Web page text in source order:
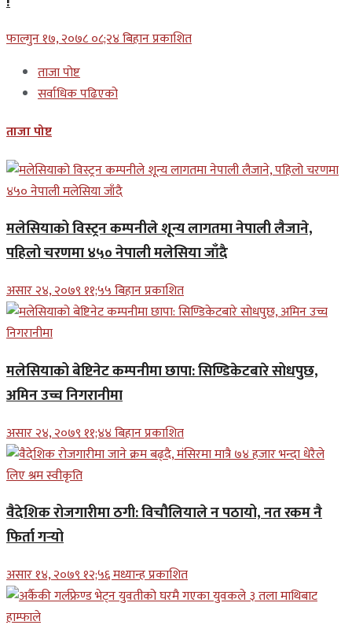
फाल्गुन १७, २०७८ ०८;२४ बिहान प्रकाशित
ताजा पोष्ट
सर्वाधिक पढिएको
ताजा पोष्ट
मलेसियाको विस्ट्रन कम्पनीले शून्य लागतमा नेपाली लैजाने,
पहिलो चरणमा ४५० नेपाली मलेसिया जाँदै
असार २४, २०७९ ११;५५ बिहान प्रकाशित
मलेसियाको बेष्टिनेट कम्पनीमा छापा: सिण्डिकेटबारे सोधपुछ,
अमिन उच्च निगरानीमा
असार २४, २०७९ ११;४४ बिहान प्रकाशित
वैदेशिक रोजगारीमा ठगी: विचौलियाले न पठायो, नत रकम नै
फिर्ता गर्‍यो
असार १४, २०७९ १२;५६ मध्यान्ह प्रकाशित